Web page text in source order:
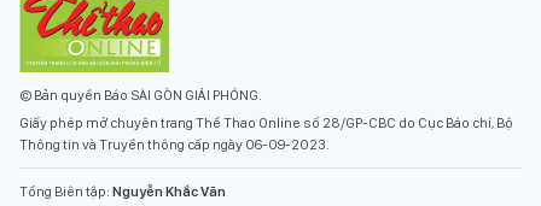
© Bản quyền Báo SÀI GÒN GIẢI PHÓNG.
Giấy phép mở chuyên trang Thể Thao Online số 28/GP-CBC do Cục Báo chí, Bộ
Thông tin và Truyền thông cấp ngày 06-09-2023.
Tổng Biên tập: Nguyễn Khắc Văn